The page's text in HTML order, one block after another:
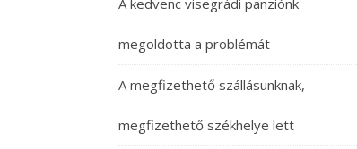
A kedvenc visegrádi panziónk
megoldotta a problémát
A megfizethető szállásunknak,
megfizethető székhelye lett